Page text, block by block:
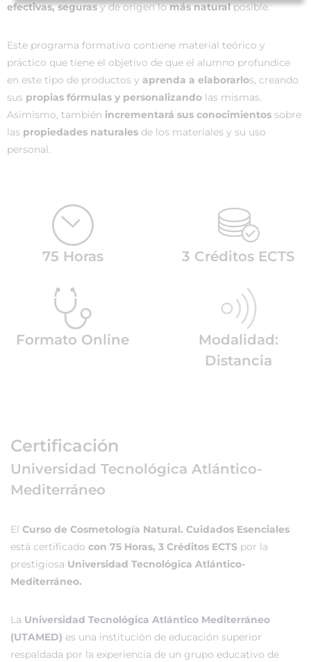
efectivas, segurasy de origen lomás naturalposible.
Este programa formativo contiene material teórico y
práctico que tiene el objetivo de que el alumno profundice
en este tipo de productos y aprenda a elaborarlos, creando
sus propias fórmulas y personalizando las mismas.
Asimismo, también incrementará sus conocimientos sobre
las propiedades naturales de los materiales y su uso
personal.
75 Horas 3 Créditos ECTS
Formato Online
Modalidad:
Distancia
Certificación
Universidad Tecnológica Atlántico-
Mediterráneo
El Curso de Cosmetología Natural. Cuidados Esenciales
está certificado con 75 Horas, 3 Créditos ECTS por la
prestigiosa Universidad Tecnológica Atlántico-
Mediterráneo.
La Universidad Tecnológica Atlántico Mediterráneo
(UTAMED) es una institución de educación superior
respaldada por la experiencia de un grupo educativo de